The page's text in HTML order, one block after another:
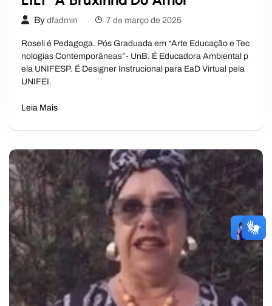
By dfadmin 7 de março de 2025
Roseli é Pedagoga. Pós Graduada em “Arte Educação e Tec
nologias Contemporâneas”- UnB. É Educadora Ambiental p
ela UNIFESP. É Designer Instrucional para EaD Virtual pela
UNIFEI.
Leia Mais